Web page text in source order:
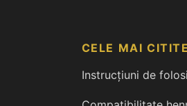
CELE MAI
Instrucțiuni de